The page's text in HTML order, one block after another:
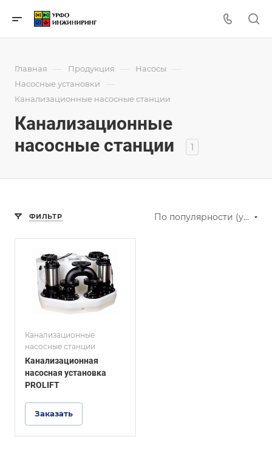
Главная — Продукция — Насосы —
Насосные установки —
Канализационные насосные станции
Канализационные
насосные станции
1
ФИЛЬТР По популярности (убывание)
Канализационные
насосные станции
Канализационная
насосная установка
PROLIFT
Заказать